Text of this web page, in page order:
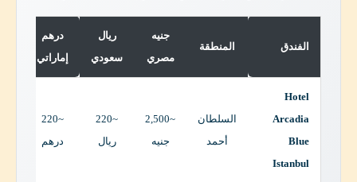
الفندق المنطقة
جنيه
مصري
ريال
سعودي
درهم
إماراتي
Hotel
Arcadia
Blue
Istanbul
السلطان
أحمد
~2,500
جنيه
~220
ريال
~220
درهم